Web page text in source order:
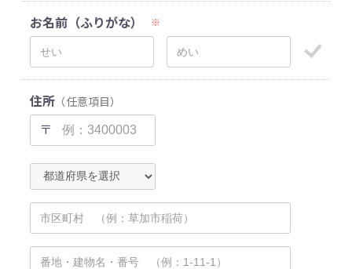
お名前（ふりがな） ※
住所 （任意項目）
〒